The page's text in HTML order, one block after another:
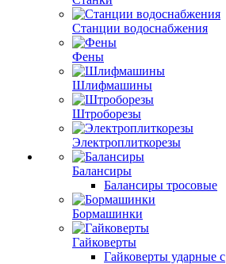
Станции водоснабжения
Фены
Шлифмашины
Штроборезы
Электроплиткорезы
Балансиры
Балансиры тросовые
Бормашинки
Гайковерты
Гайковерты ударные с